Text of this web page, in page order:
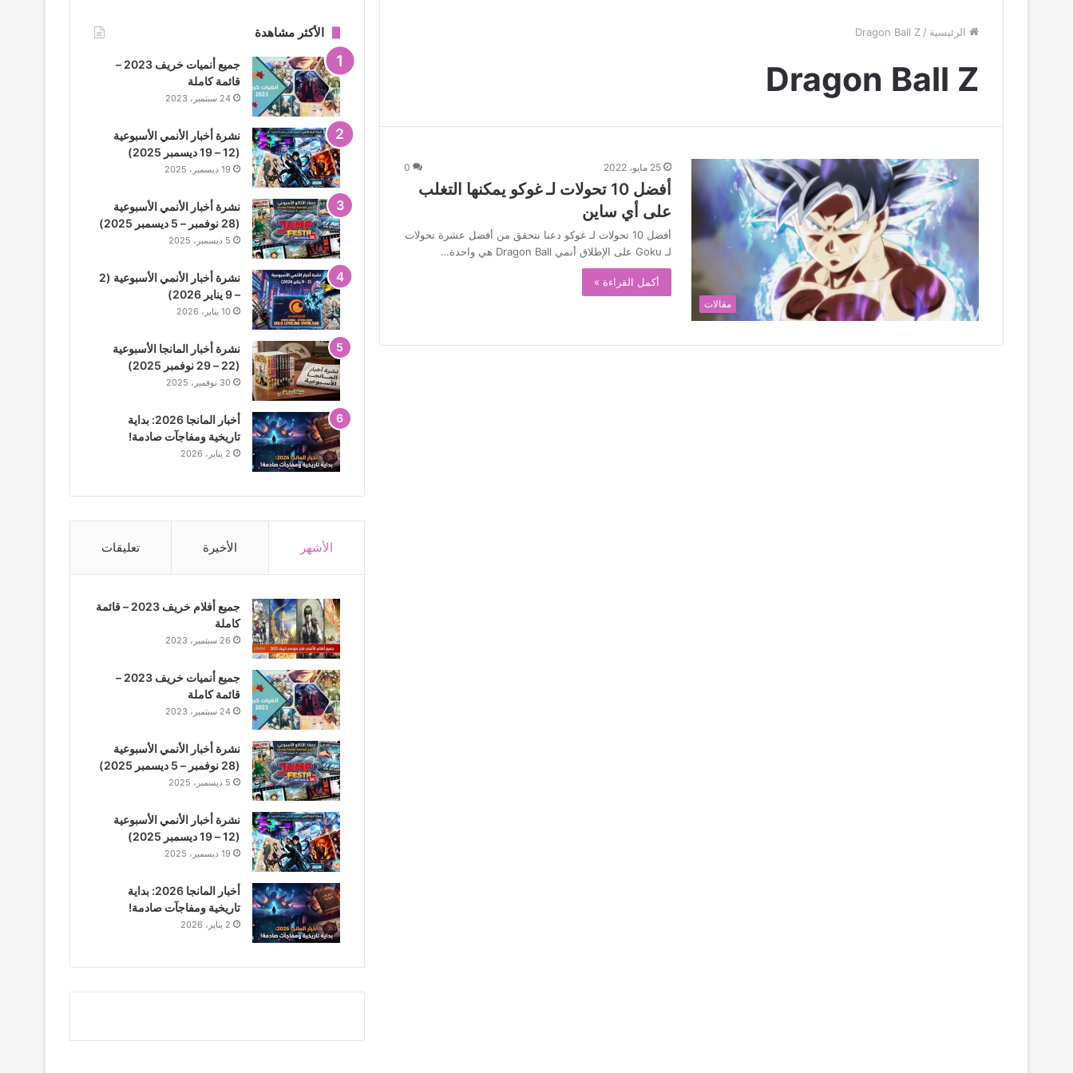
الرئيسية /
Dragon Ball Z
Dragon Ball Z
مقالات
25 مايو، 2022 0
أفضل 10 تحولات لـ غوكو يمكنها التغلب
على أي ساين
أفضل 10 تحولات لـ غوكو دعنا نتحقق من أفضل عشرة تحولات
لـ Goku على الإطلاق أنمي Dragon Ball هي واحدة…
أكمل القراءة »
الأكثر مشاهدة
جميع أنميات خريف 2023 –
قائمة كاملة
24 سبتمبر، 2023
نشرة أخبار الأنمي الأسبوعية
(12 – 19 ديسمبر 2025)
19 ديسمبر، 2025
نشرة أخبار الأنمي الأسبوعية
(28 نوفمبر – 5 ديسمبر 2025)
5 ديسمبر، 2025
نشرة أخبار الأنمي الأسبوعية (2
– 9 يناير 2026)
10 يناير، 2026
نشرة أخبار المانجا الأسبوعية
(22 – 29 نوفمبر 2025)
30 نوفمبر، 2025
أخبار المانجا 2026: بداية
تاريخية ومفاجآت صادمة!
2 يناير، 2026
الأشهر الأخيرة تعليقات
جميع أفلام خريف 2023 – قائمة
كاملة
26 سبتمبر، 2023
جميع أنميات خريف 2023 –
قائمة كاملة
24 سبتمبر، 2023
نشرة أخبار الأنمي الأسبوعية
(28 نوفمبر – 5 ديسمبر 2025)
5 ديسمبر، 2025
نشرة أخبار الأنمي الأسبوعية
(12 – 19 ديسمبر 2025)
19 ديسمبر، 2025
أخبار المانجا 2026: بداية
تاريخية ومفاجآت صادمة!
2 يناير، 2026